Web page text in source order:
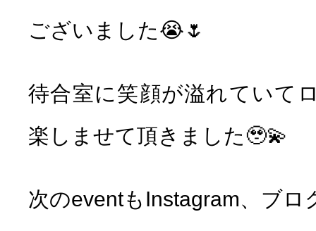
ございました😭🌷
待合室に笑顔が溢れていて
楽しませて頂きました🥹💫
次のeventもInstagram、ブロ